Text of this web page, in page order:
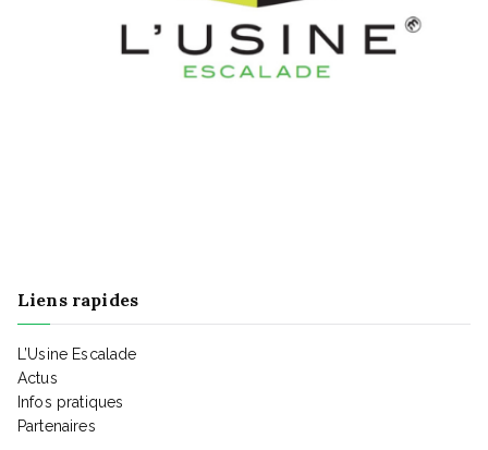
Liens rapides
L’Usine Escalade
Actus
Infos pratiques
Partenaires